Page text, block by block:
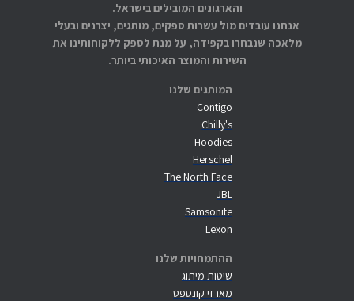
המותגים שלנו
Contigo
Chilly's
Hoodies
Herschel
The North Face
JBL
Samsonite
Lexon
ההתמחויות שלנו
שיטות מיתוג
מארזי קונספט
והארגונים המובילים בישראל.
אנחנו עובדים מול עשרות ספקים, מותגים, יצרנים ובעלי
מלאכה שנבחרו בקפידה, על מנת לספק ללקוחותינו את
השירות והמוצר האיכותי ביותר.